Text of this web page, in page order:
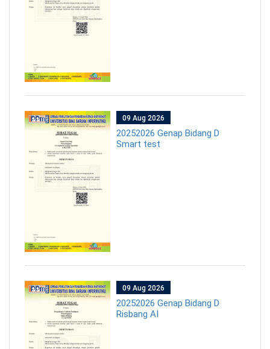
09 Aug 2026
20252026 Genap Bidang D
Smart test
09 Aug 2026
20252026 Genap Bidang D
Risbang AI